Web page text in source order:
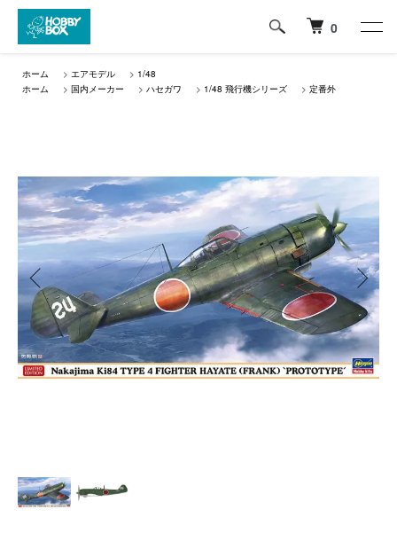
0
ホーム > エアモデル > 1/48
ホーム
> 国内メーカー > ハセガワ > 1/48 飛行機シリーズ > 定番外